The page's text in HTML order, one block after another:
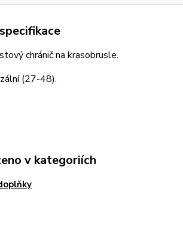
chránič na krasobrusle.
(27-48).
v kategoriích